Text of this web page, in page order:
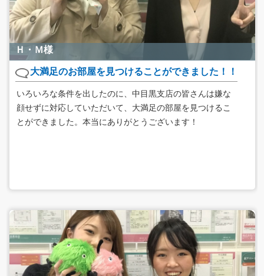
Ｈ・Ｍ様
大満足のお部屋を見つけることができました！！
いろいろな条件を出したのに、中目黒支店の皆さんは嫌な
顔せずに対応していただいて、大満足の部屋を見つけるこ
とができました。本当にありがとうございます！